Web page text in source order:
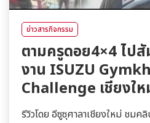
ข่าวสารกิจกรรม
ตามครูดอย4×4 ไป
งาน ISUZU
Challenge เชียงใ
รีวิวโดย อีซูซุศาลาเชียงใหม่ ชมค